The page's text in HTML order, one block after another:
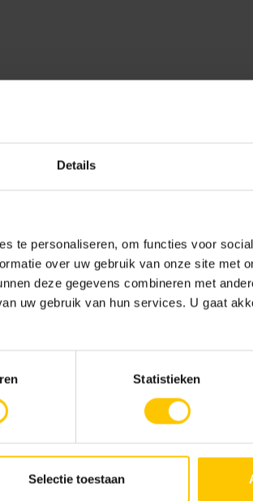
Details
te personaliseren, om functies voor
over uw gebruik van onze site met
deze gegevens combineren met
uw gebruik van hun services. U gaat
Statistieken
Selectie toestaan